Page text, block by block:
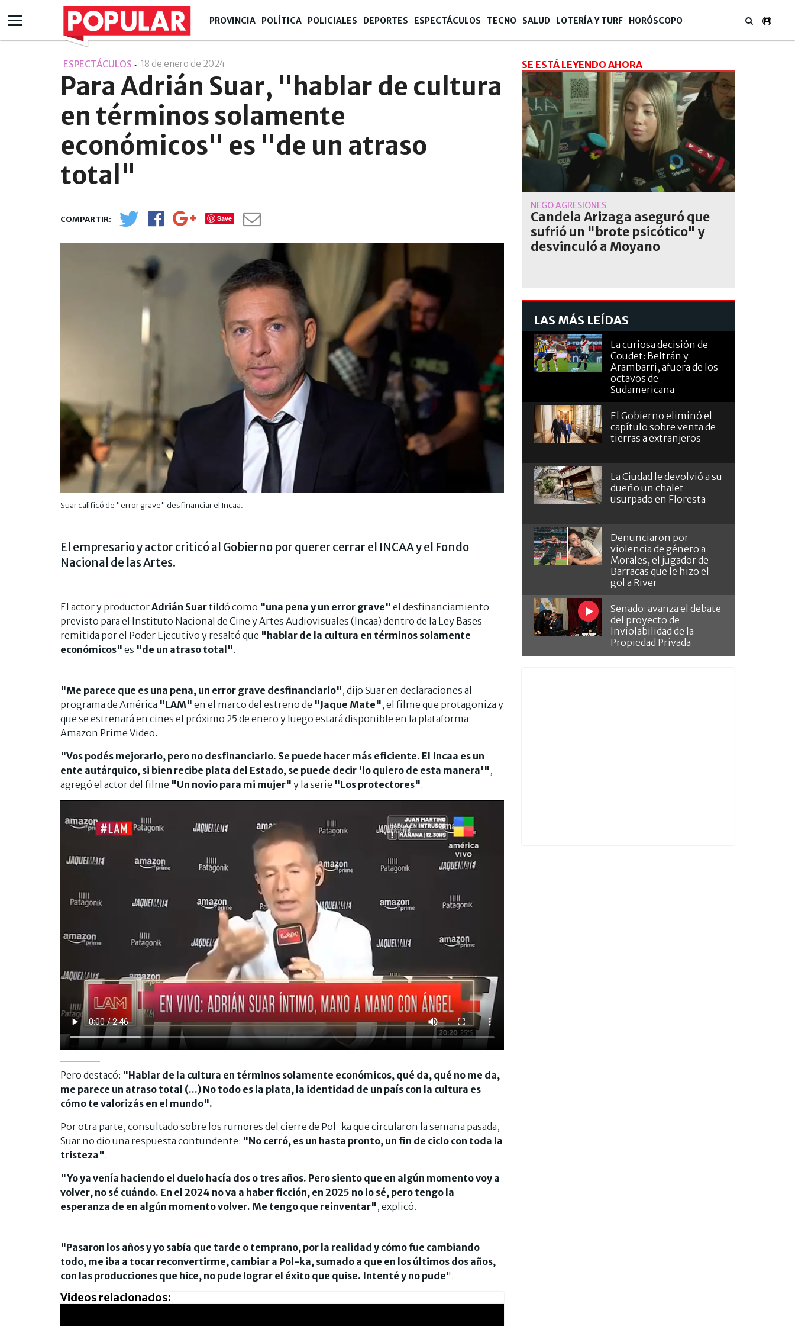
PROVINCIA POLÍTICA POLICIALES DEPORTES ESPECTÁCULOS TECNO SALUD LOTERÍA Y TURF HORÓSCOPO
ESPECTÁCULOS 18 de enero de 2024
Para Adrián Suar, "hablar de cultura
en términos solamente
económicos" es "de un atraso
total"
Save
Suar calificó de "error grave" desfinanciar el Incaa.
El empresario y actor criticó al Gobierno por querer cerrar el INCAA y el Fondo
Nacional de las Artes.
El actor y productorAdrián Suartildó como "una pena y un error grave" el desfinanciamiento
previsto para el Instituto Nacional de Cine y Artes Audiovisuales (Incaa) dentro de la Ley Bases
remitida por el Poder Ejecutivo y resaltó que "hablar de la cultura en términos solamente
económicos" es "de un atraso total".
"Me parece que es una pena, un error grave desfinanciarlo", dijo Suar en declaraciones al
programa de América "LAM" en el marco del estreno de "Jaque Mate", el filme que protagoniza y
que se estrenará en cines el próximo 25 de enero y luego estará disponible en la plataforma
Amazon Prime Video.
"Vos podés mejorarlo, pero no desfinanciarlo. Se puede hacer más eficiente. El Incaa es un
ente autárquico, si bien recibe plata del Estado, se puede decir 'lo quiero de esta manera'",
agregó el actor del filme "Un novio para mi mujer" y la serie "Los protectores".
Pero destacó: "Hablar de la cultura en términos solamente económicos, qué da, qué no me da,
me parece un atraso total (...) No todo es la plata, la identidad de un país con la cultura es
cómo te valorizás en el mundo".
Por otra parte, consultado sobre los rumores del cierre de Pol-ka que circularon la semana pasada,
Suar no dio una respuesta contundente: "No cerró, es un hasta pronto, un fin de ciclo con toda la
tristeza".
"Yo ya venía haciendo el duelo hacía dos o tres años. Pero siento que en algún momento voy a
volver, no sé cuándo. En el 2024 no va a haber ficción, en 2025 no lo sé, pero tengo la
esperanza de en algún momento volver. Me tengo que reinventar", explicó.
"Pasaron los años y yo sabía que tarde o temprano, por la realidad y cómo fue cambiando
todo, me iba a tocar reconvertirme, cambiar a Pol-ka, sumado a que en los últimos dos años,
con las producciones que hice, no pude lograr el éxito que quise. Intenté y no pude".
Videos relacionados:
SE ESTÁ LEYENDO AHORA
NEGÓ AGRESIONES
Candela Arizaga aseguró que
sufrió un "brote psicótico" y
desvinculó a Moyano
LAS MÁS LEÍDAS
La curiosa decisión de
Coudet: Beltrán y
Arambarri, afuera de los
octavos de
Sudamericana
El Gobierno eliminó el
capítulo sobre venta de
tierras a extranjeros
La Ciudad le devolvió a su
dueño un chalet
usurpado en Floresta
Denunciaron por
violencia de género a
Morales, el jugador de
Barracas que le hizo el
gol a River
Senado: avanza el debate
del proyecto de
Inviolabilidad de la
Propiedad Privada